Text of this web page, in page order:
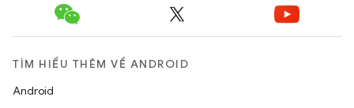
TÌM HIỂU THÊM VỀ ANDROID
Android